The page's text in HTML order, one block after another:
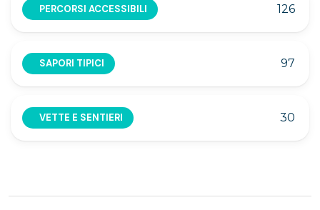
PERCORSI ACCESSIBILI 126
SAPORI TIPICI 97
VETTE E SENTIERI 30